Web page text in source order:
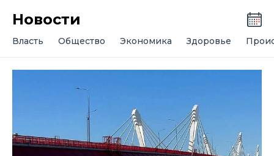
Новости
Власть Общество Экономика Здоровье